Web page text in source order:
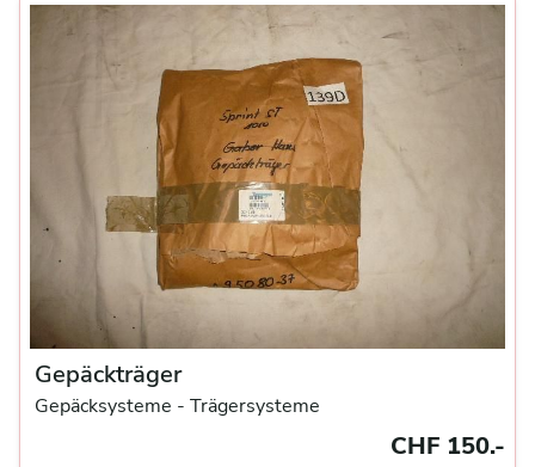
Gepäckträger
Gepäcksysteme - Trägersysteme
CHF 150.-